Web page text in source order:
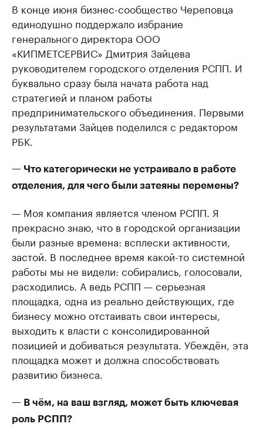
В конце июня бизнес-сообщество Череповца
единодушно поддержало избрание
генерального директора ООО
«КИПМЕТСЕРВИС» Дмитрия Зайцева
руководителем городского отделения РСПП. И
буквально сразу была начата работа над
стратегией и планом работы
предпринимательского объединения. Первыми
результатами Зайцев поделился с редактором
РБК.
— Что категорически не устраивало в работе
отделения, для чего были затеяны перемены?
— Моя компания является членом РСПП. Я
прекрасно знаю, что в городской организации
были разные времена: всплески активности,
застой. В последнее время какой-то системной
работы мы не видели: собирались, голосовали,
расходились. А ведь РСПП — серьезная
площадка, одна из реально действующих, где
бизнесу можно отстаивать свои интересы,
выходить к власти с консолидированной
позицией и добиваться результата. Убеждён, эта
площадка может и должна способствовать
развитию бизнеса.
— В чём, на ваш взгляд, может быть ключевая
роль РСПП?